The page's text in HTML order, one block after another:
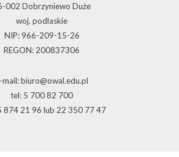
002 Dobrzyniewo Duże
woj. podlaskie
NIP: 966-209-15-26
REGON: 200837306
mail: biuro@owal.edu.pl
tel: 5 700 82 700
874 21 96 lub 22 350 77 47